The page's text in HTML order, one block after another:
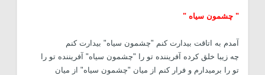
" چشمون سیاه "
آمدم به اتاقت بیدارت کنم "چشمون سیاه" بیدارت کنم
چه زیبا خلق کرده آفریننده تو را "چشمون سیاه" آفریننده تو را
تو را برمیدارم و فرار کنم از میان "چشمون سیاه" از میان